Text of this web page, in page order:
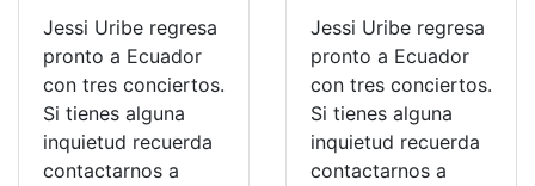
Jessi Uribe regresa
pronto a Ecuador
con tres conciertos.
Si tienes alguna
inquietud recuerda
contactarnos a
Jessi Uribe regresa
pronto a Ecuador
con tres conciertos.
Si tienes alguna
inquietud recuerda
contactarnos a